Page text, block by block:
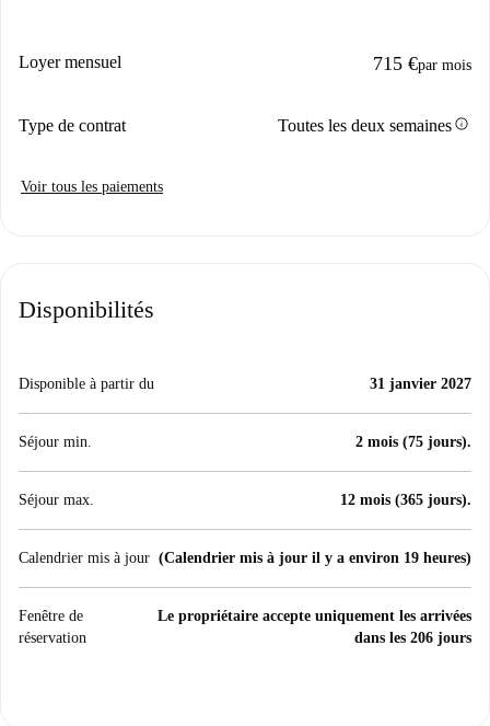
Loyer mensuel 715 €par mois
Type de contrat Toutes les deux semainesinfo
Voir tous les paiements
Disponibilités
Disponible à partir du 31 janvier 2027
Séjour min. 2 mois (75 jours).
Séjour max. 12 mois (365 jours).
Calendrier mis à jour (Calendrier mis à jour il y a environ 19 heures)
Fenêtre de
réservation
Le propriétaire accepte uniquement les arrivées
dans les 206 jours